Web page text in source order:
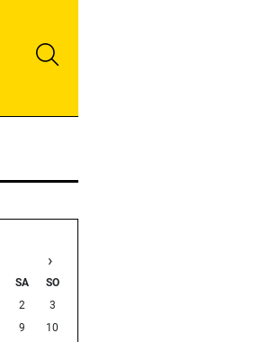
›
SA
SO
2
3
9
10